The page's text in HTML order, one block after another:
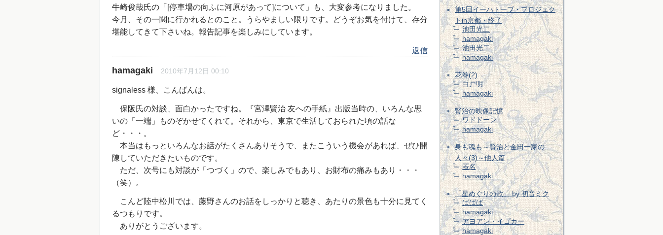
牛崎俊哉氏の「[停車場の向ふに河原があって]について」も、大変参考になりました。
今月、その一関に行かれるとのこと。うらやましい限りです。どうぞお気を付けて、存分
堪能してきて下さいね。報告記事を楽しみにしています。
返信
hamagaki 2010年7月12日 00:10
signaless 様、こんばんは。
保阪氏の対談、面白かったですね。『宮澤賢治 友への手紙』出版当時の、いろんな思
いの「一端」ものぞかせてくれて。それから、東京で生活しておられた頃の話な
ど・・・。
本当はもっといろんなお話がたくさんありそうで、またこういう機会があれば、ぜひ開
陳していただきたいものです。
ただ、次号にも対談が「つづく」ので、楽しみでもあり、お財布の痛みもあり・・・
（笑）。
こんど陸中松川では、藤野さんのお話をしっかりと聴き、あたりの景色も十分に見てく
るつもりです。
ありがとうございます。
第5回イーハトーブ・プロジェク
トin京都・終了
池田光二
hamagaki
池田光二
hamagaki
花巻(2)
白戸明
hamagaki
賢治の映像記憶
ワドドーン
hamagaki
身も魂も～賢治と金田一家の
人々(3)～他人篇
匿名
hamagaki
「星めぐりの歌」 by 初音ミク
ばばば
hamagaki
アヨアン・イゴカー
hamagaki